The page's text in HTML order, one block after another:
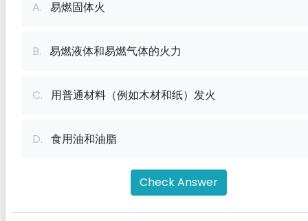
A. 易燃固体火
B. 易燃液体和易燃气体的火力
C. 用普通材料（例如木材和纸）发火
D. 食用油和油脂
Check Answer